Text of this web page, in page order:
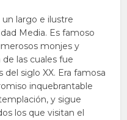
largo e ilustre
Media. Es famoso
monjes y
las cuales fue
del siglo XX. Era famosa
inquebrantable
y sigue
los que visitan el